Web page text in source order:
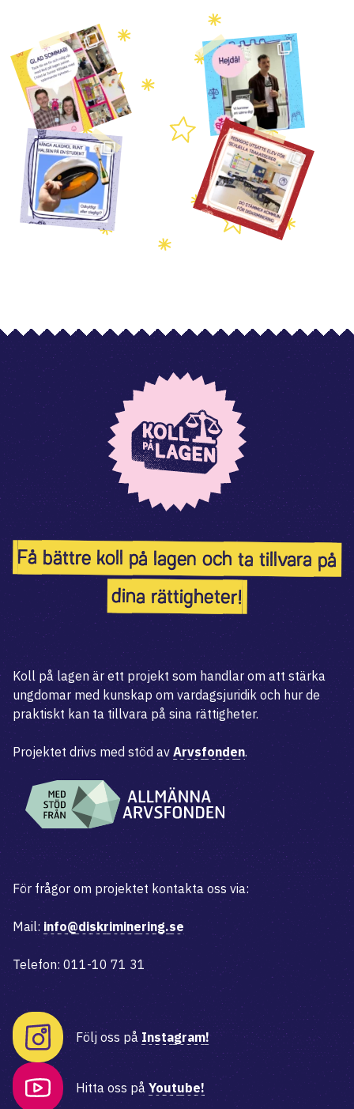
Få bättre koll på lagen och ta tillvara på
dina rättigheter!
Koll på lagen är ett projekt som handlar om att stärka
ungdomar med kunskap om vardagsjuridik och hur de
praktiskt kan ta tillvara på sina rättigheter.
Projektet drivs med stöd av Arvsfonden.
För frågor om projektet kontakta oss via:
Mail: info@diskriminering.se
Telefon: 011-10 71 31
Följ oss på Instagram!
Hitta oss på Youtube!